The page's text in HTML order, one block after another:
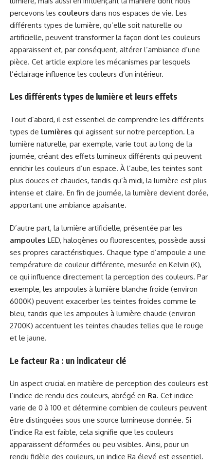
percevons les couleurs dans nos espaces de vie. Les
différents types de lumière, qu’elle soit naturelle ou
artificielle, peuvent transformer la façon dont les couleurs
apparaissent et, par conséquent, altérer l’ambiance d’une
pièce. Cet article explore les mécanismes par lesquels
l’éclairage influence les couleurs d’un intérieur.
Les différents types de lumière et leurs effets
Tout d’abord, il est essentiel de comprendre les différents
types de lumières qui agissent sur notre perception. La
lumière naturelle, par exemple, varie tout au long de la
journée, créant des effets lumineux différents qui peuvent
enrichir les couleurs d’un espace. À l’aube, les teintes sont
plus douces et chaudes, tandis qu’à midi, la lumière est plus
intense et claire. En fin de journée, la lumière devient dorée,
apportant une ambiance apaisante.
D’autre part, la lumière artificielle, présentée par les
ampoules LED, halogènes ou fluorescentes, possède aussi
ses propres caractéristiques. Chaque type d’ampoule a une
température de couleur différente, mesurée en Kelvin (K),
ce qui influence directement la perception des couleurs. Par
exemple, les ampoules à lumière blanche froide (environ
6000K) peuvent exacerber les teintes froides comme le
bleu, tandis que les ampoules à lumière chaude (environ
2700K) accentuent les teintes chaudes telles que le rouge
et le jaune.
Le facteur Ra : un indicateur clé
Un aspect crucial en matière de perception des couleurs est
l’indice de rendu des couleurs, abrégé en Ra. Cet indice
varie de 0 à 100 et détermine combien de couleurs peuvent
être distinguées sous une source lumineuse donnée. Si
l’indice Ra est faible, cela signifie que les couleurs
apparaissent déformées ou peu visibles. Ainsi, pour un
rendu fidèle des couleurs, un indice Ra élevé est essentiel.